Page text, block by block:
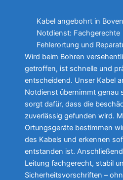
Kabel angebohrt in
Notdienst: Fachgerechte
Fehlerortung und
Wird beim Bohren
getroffen, ist schnelle und
entscheidend. Unser Kabel
Notdienst übernimmt genau
sorgt dafür, dass die
zuverlässig gefunden wird.
Ortungsgeräte bestimmen
des Kabels und erkennen
entstanden ist.
Leitung fachgerecht, stabil
Sicherheitsvorschriften –